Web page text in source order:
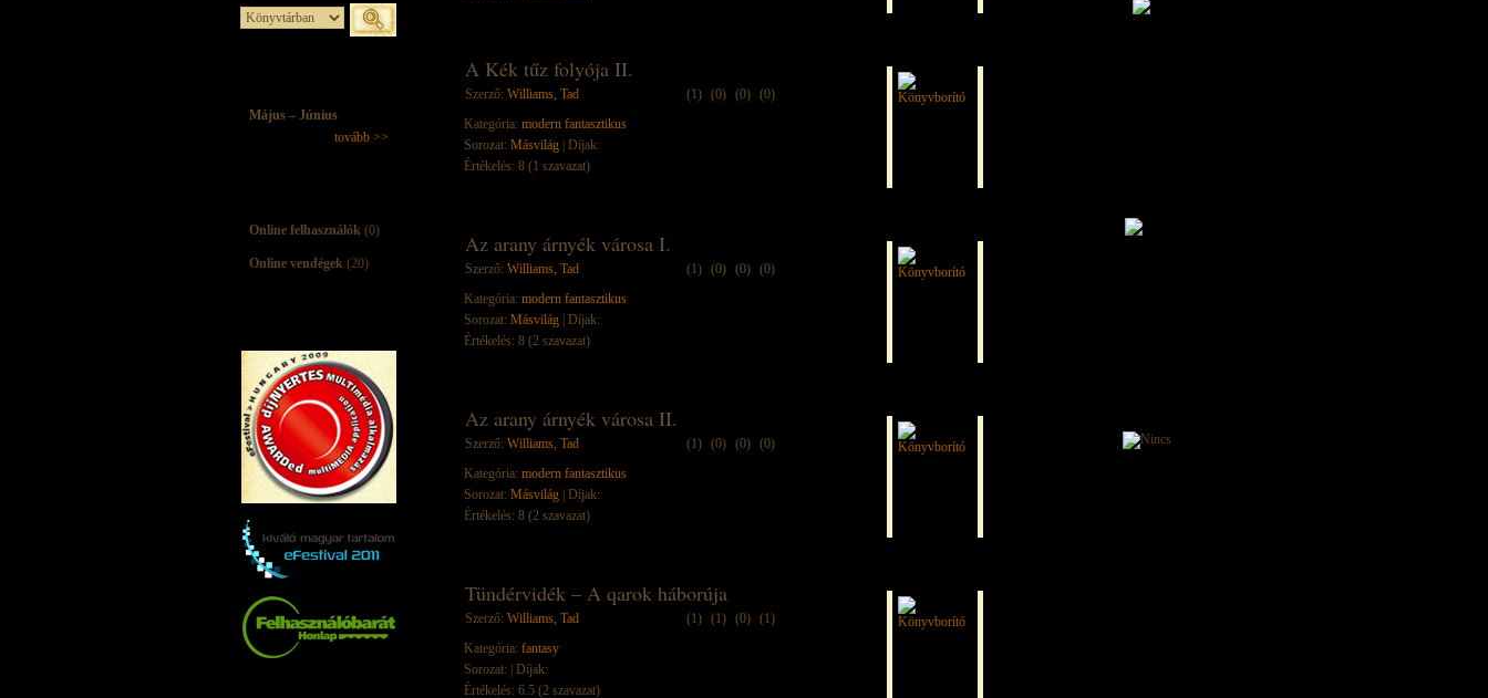
Május – Június
tovább >>
Online felhasználók (0)
Online vendégek(20)
A Kék tűz folyója II.
Szerző: Williams, Tad (1) (0) (0) (0)
Kategória: modern fantasztikus
Sorozat: Másvilág| Díjak:
Értékelés: 8 (1 szavazat)
Az arany árnyék városa I.
Szerző: Williams, Tad (1) (0) (0) (0)
Kategória: modern fantasztikus
Sorozat: Másvilág| Díjak:
Értékelés: 8 (2 szavazat)
Az arany árnyék városa II.
Szerző: Williams, Tad (1) (0) (0) (0)
Kategória: modern fantasztikus
Sorozat: Másvilág| Díjak:
Értékelés: 8 (2 szavazat)
Tündérvidék – A qarok háborúja
Szerző: Williams, Tad (1) (1) (0) (1)
Kategória: fantasy
Sorozat:
| Díjak:
Értékelés: 6.5 (2 szavazat)